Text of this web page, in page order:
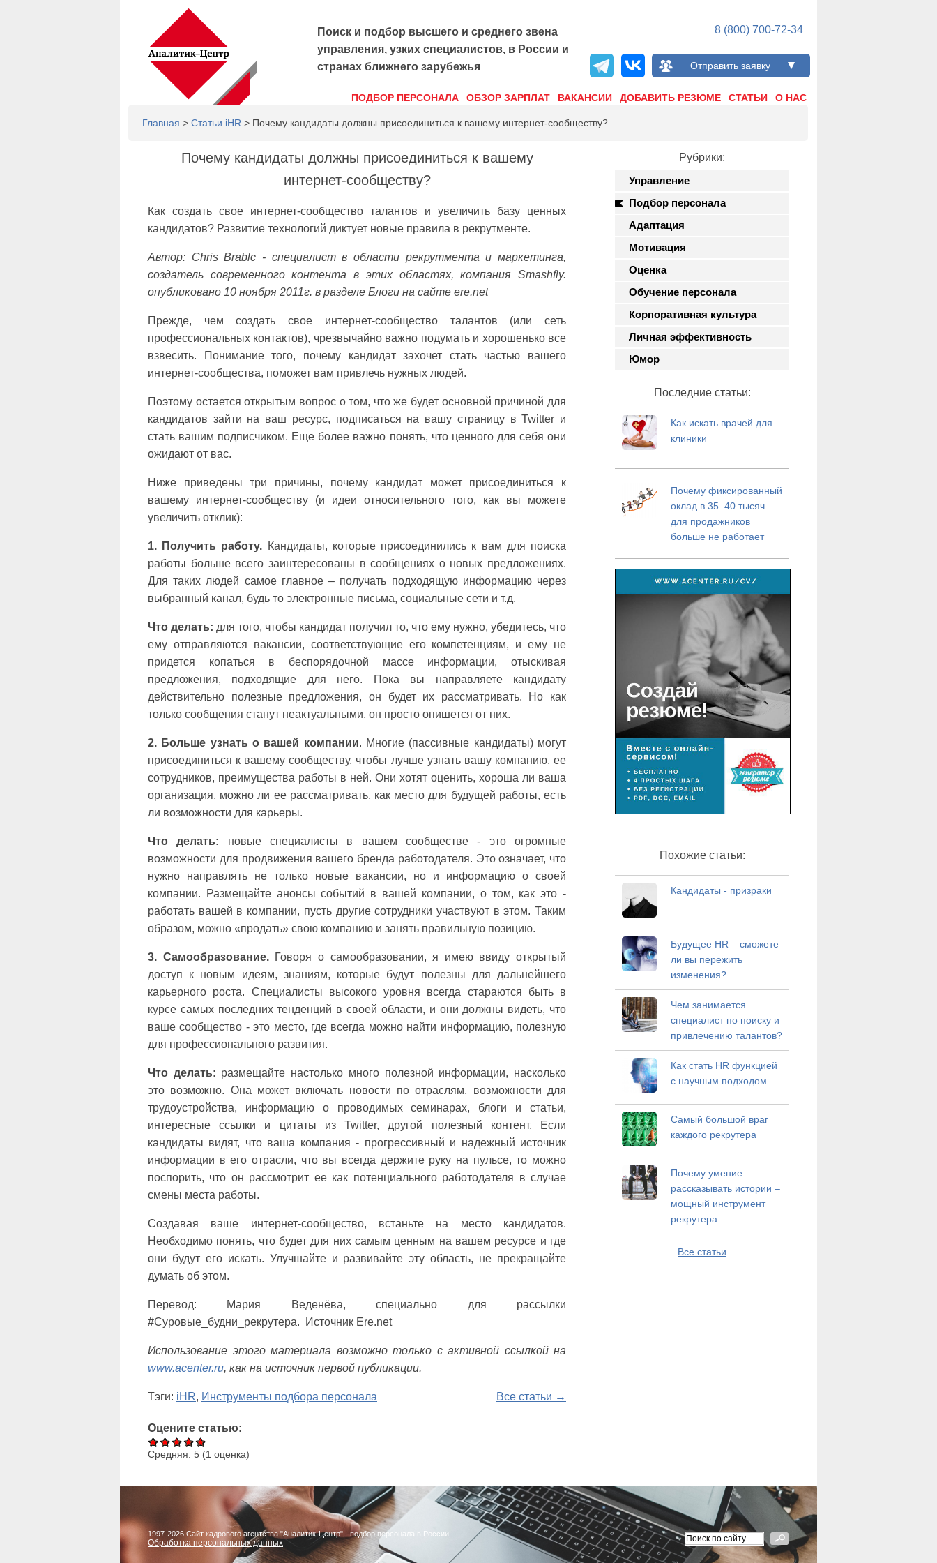
8 (800) 700-72-34
Отправить заявку
Поиск и подбор высшего и среднего звена
управления, узких специалистов, в России и
странах ближнего зарубежья
ПОДБОР ПЕРСОНАЛА ОБЗОР ЗАРПЛАТ ВАКАНСИИ ДОБАВИТЬ РЕЗЮМЕ СТАТЬИ О НАС
Главная > Статьи iHR > Почему кандидаты должны присоединиться к вашему интернет-сообществу?
Рубрики:
Управление
Подбор персонала
Адаптация
Мотивация
Оценка
Обучение персонала
Корпоративная культура
Личная эффективность
Юмор
Последние статьи:
Как искать врачей для
клиники
Почему фиксированный
оклад в 35–40 тысяч
для продажников
больше не работает
Похожие статьи:
Кандидаты - призраки
Будущее HR – сможете
ли вы пережить
изменения?
Чем занимается
специалист по поиску и
привлечению талантов?
Как стать HR функцией
с научным подходом
Самый большой враг
каждого рекрутера
Почему умение
рассказывать истории –
мощный инструмент
рекрутера
Все статьи
Почему кандидаты должны присоединиться к вашему
интернет-сообществу?
Как создать свое интернет-сообщество талантов и увеличить базу ценных
кандидатов? Развитие технологий диктует новые правила в рекрутменте.
Автор: Chris Brablc - специалист в области рекрутмента и маркетинга,
создатель современного контента в этих областях, компания Smashfly.
опубликовано 10 ноября 2011г. в разделе Блоги на сайте ere.net
Прежде, чем создать свое интернет-сообщество талантов (или сеть
профессиональных контактов), чрезвычайно важно подумать и хорошенько все
взвесить. Понимание того, почему кандидат захочет стать частью вашего
интернет-сообщества, поможет вам привлечь нужных людей.
Поэтому остается открытым вопрос о том, что же будет основной причиной для
кандидатов зайти на ваш ресурс, подписаться на вашу страницу в Twitter и
стать вашим подписчиком. Еще более важно понять, что ценного для себя они
ожидают от вас.
Ниже приведены три причины, почему кандидат может присоединиться к
вашему интернет-сообществу (и идеи относительного того, как вы можете
увеличить отклик):
1. Получить работу. Кандидаты, которые присоединились к вам для поиска
работы больше всего заинтересованы в сообщениях о новых предложениях.
Для таких людей самое главное – получать подходящую информацию через
выбранный канал, будь то электронные письма, социальные сети и т.д.
Что делать: для того, чтобы кандидат получил то, что ему нужно, убедитесь, что
ему отправляются вакансии, соответствующие его компетенциям, и ему не
придется копаться в беспорядочной массе информации, отыскивая
предложения, подходящие для него. Пока вы направляете кандидату
действительно полезные предложения, он будет их рассматривать. Но как
только сообщения станут неактуальными, он просто опишется от них.
2. Больше узнать о вашей компании. Многие (пассивные кандидаты) могут
присоединиться к вашему сообществу, чтобы лучше узнать вашу компанию, ее
сотрудников, преимущества работы в ней. Они хотят оценить, хороша ли ваша
организация, можно ли ее рассматривать, как место для будущей работы, есть
ли возможности для карьеры.
Что делать: новые специалисты в вашем сообществе - это огромные
возможности для продвижения вашего бренда работодателя. Это означает, что
нужно направлять не только новые вакансии, но и информацию о своей
компании. Размещайте анонсы событий в вашей компании, о том, как это -
работать вашей в компании, пусть другие сотрудники участвуют в этом. Таким
образом, можно «продать» свою компанию и занять правильную позицию.
3. Самообразование.Говоря о самообразовании, я имею ввиду открытый
доступ к новым идеям, знаниям, которые будут полезны для дальнейшего
карьерного роста. Специалисты высокого уровня всегда стараются быть в
курсе самых последних тенденций в своей области, и они должны видеть, что
ваше сообщество - это место, где всегда можно найти информацию, полезную
для профессионального развития.
Что делать: размещайте настолько много полезной информации, насколько
это возможно. Она может включать новости по отраслям, возможности для
трудоустройства, информацию о проводимых семинарах, блоги и статьи,
интересные ссылки и цитаты из Twitter, другой полезный контент. Если
кандидаты видят, что ваша компания - прогрессивный и надежный источник
информации в его отрасли, что вы всегда держите руку на пульсе, то можно
поспорить, что он рассмотрит ее как потенциального работодателя в случае
смены места работы.
Создавая ваше интернет-сообщество, встаньте на место кандидатов.
Необходимо понять, что будет для них самым ценным на вашем ресурсе и где
они будут его искать. Улучшайте и развивайте эту область, не прекращайте
думать об этом.
Перевод: Мария Веденёва, специально для рассылки
#Суровые_будни_рекрутера.
Источник Ere.net
Использование этого материала возможно только с активной ссылкой на
www.acenter.ru, как на источник первой публикации.
Все статьи →
Тэги: iHR, Инструменты подбора персонала
Оцените статью:
Средняя: 5 (1 оценка)
1997-2026 Сайт кадрового агентства "Аналитик-Центр" - подбор персонала в России
Обработка персональных данных